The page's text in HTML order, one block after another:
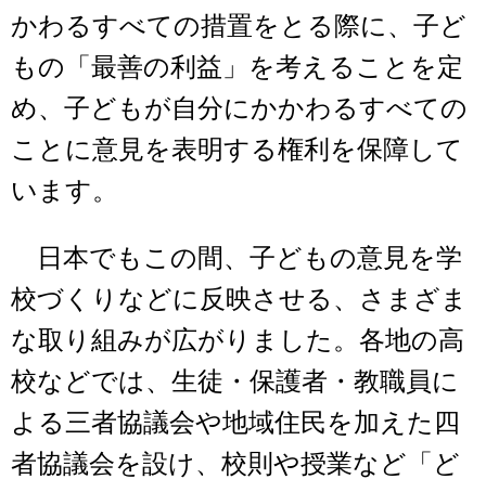
かわるすべての措置をとる際に、子ど
もの「最善の利益」を考えることを定
め、子どもが自分にかかわるすべての
ことに意見を表明する権利を保障して
います。
日本でもこの間、子どもの意見を学
校づくりなどに反映させる、さまざま
な取り組みが広がりました。各地の高
校などでは、生徒・保護者・教職員に
よる三者協議会や地域住民を加えた四
者協議会を設け、校則や授業など「ど